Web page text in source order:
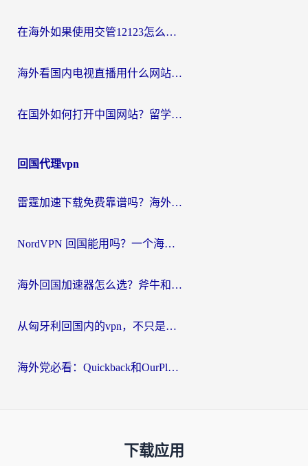
在海外如果使用交管12123怎么处理？留学生亲测有效的回国加速方案
海外看国内电视直播用什么网站比较好？一篇解决你所有追剧难题的实用指南
在国外如何打开中国网站？留学生与海外华人的无缝访问指南
回国代理vpn
雷霆加速下载免费靠谱吗？海外党选回国加速器的避坑指南（附热门工具对比）
NordVPN 回国能用吗？一个海外用户必须面对的真实困境
海外回国加速器怎么选？斧牛和海龟哪个好？一篇帮你避开坑的实用指南
从匈牙利回国内的vpn，不只是为了刷剧那么简单
海外党必看：Quickback和OurPlay好用吗？3分钟选对回国加速器，无缝刷剧玩游戏
下载应用